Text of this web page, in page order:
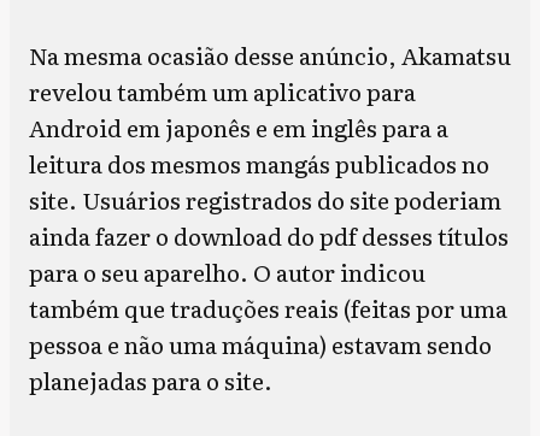
Na mesma ocasião desse anúncio, Akamatsu
revelou também um aplicativo para
Android em japonês e em inglês para a
leitura dos mesmos mangás publicados no
site. Usuários registrados do site poderiam
ainda fazer o download do pdf desses títulos
para o seu aparelho. O autor indicou
também que traduções reais (feitas por uma
pessoa e não uma máquina) estavam sendo
planejadas para o site.